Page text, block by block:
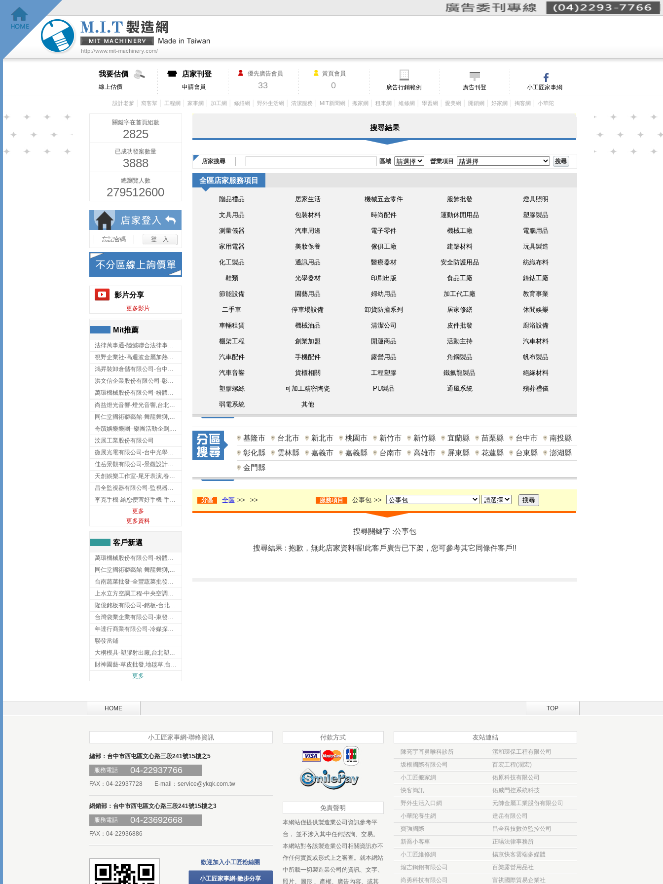
詢價單(0
我要估價
線上估價
店家刊登
申請會員
優先廣告會員
33
黃頁會員
0 廣告行銷範例 廣告刊登 小工匠家事網
設計老爹 窩客幫 工程網 家事網 加工網 修繕網 野外生活網 清潔服務 MIT新聞網 搬家網 租車網 維修網 學習網 愛美網 開鎖網 好家網 掏客網 小華陀
關鍵字在首頁組數
2825
已成功發案數量
3888
總瀏覽人數
279512600
忘記密碼
影片分享
更多影片
Mit推薦
法律萬事通-陸懿聯合法律事務所
視野企業社-高週波金屬加熱設備,彰化高週波金屬加熱設備
鴻昇裝卸倉儲有限公司-台中貨櫃裝卸
洪文信企業股份有限公司-彰化鋅合金鑄造,彰化五金加工,彰化五金配件
萬環機械股份有限公司-粉體塗裝設備,輸送機,輸送機設備,台南輸送機
尚益燈光音響-燈光音響,台北燈光音響,台北燈光音響出租
同仁堂國術獅藝館-舞龍舞獅,台中舞龍舞獅
奇蹟娛樂樂團–樂團活動企劃,台中樂團表演,台中婚禮樂團
汶展工業股份有限公司
微展光電有限公司-台中光學鍍膜,optical filter taiwan,台灣光學鍍膜
佳岳景觀有限公司-景觀設計公司,台北景觀設計,台北景觀工程,中山區景觀設計
天創娛樂工作室-尾牙表演,春酒表演,板橋尾牙表演
昌全監視器有限公司-監視器安裝,高雄監視器安裝,鳳山區監視器安裝
李克手機-給您便宜好手機-手機收購,屏東手機收購
更多
更多資料
客戶新選
萬環機械股份有限公司-粉體塗裝設備,輸送機,輸送機設備,台南輸送機
同仁堂國術獅藝館-舞龍舞獅,台中舞龍舞獅
台南蔬菜批發-全豐蔬菜批發專送/台南蔬菜箱宅配到府
上水立方空調工程-中央空調規劃,台北中央空調規劃
隆億銘板有限公司-銘板-台北銘板-板橋銘板
台灣袋業企業有限公司-東發企業社/台中太空袋/太空包
年達行商業有限公司-冷媒探漏儀,壓力錶組,真空泵浦,台北冷凍空調材料
聯發當鋪
大桐模具-塑膠射出廠,台北塑膠射出廠
財神園藝-草皮批發,地毯草,台北草,彰化地毯草,彰化台北草
更多
搜尋結果
店家搜尋 區域 營業項目
全區店家服務項目
贈品禮品 居家生活 機械五金零件 服飾批發 燈具照明
文具用品 包裝材料 時尚配件 運動休閒用品 塑膠製品
測量儀器 汽車周邊 電子零件 機械工廠 電腦用品
家用電器 美妝保養 傢俱工廠 建築材料 玩具製造
化工製品 通訊用品 醫療器材 安全防護用品 紡織布料
鞋類 光學器材 印刷出版 食品工廠 鐘錶工廠
節能設備 園藝用品 婦幼用品 加工代工廠 教育事業
二手車 停車場設備 卸貨防撞系列 居家修繕 休閒娛樂
車輛租賃 機械油品 清潔公司 皮件批發 廚浴設備
棚架工程 創業加盟 開運商品 活動主持 汽車材料
汽車配件 手機配件 露營用品 角鋼製品 帆布製品
汽車音響 貨櫃相關 工程塑膠 鐵氟龍製品 絕緣材料
塑膠螺絲 可加工精密陶瓷 PU製品 通風系統 殯葬禮儀
弱電系統 其他
基隆市 台北市 新北市 桃園市 新竹市 新竹縣 宜蘭縣 苗栗縣 台中市
南投縣
彰化縣
雲林縣 嘉義市 嘉義縣 台南市 高雄市 屏東縣 花蓮縣 台東縣
澎湖縣
金門縣
分區 全區 >> >> 服務項目 公事包 >>
搜尋關鍵字 :公事包
搜尋結果 : 抱歉，無此店家資料喔!此客戶廣告已下架，您可參考其它同條件客戶!!
HOME TOP
小工匠家事網-聯絡資訊
總部：台中市西屯區文心路三段241號15樓之5
服務電話
04-22937766
FAX：04-22937728 E-mail： service@ykqk.com.tw
網銷部：台中市西屯區文心路三段241號15樓之3
服務電話
04-23692668
FAX：04-22936886
歡迎加入小工匠粉絲團
小工匠家事網-撇步分享
付款方式
免責聲明
本網站僅提供製造業公司資訊參考平
台， 並不涉入其中任何諮詢、交易。
本網站對各該製造業公司相關資訊亦不
作任何實質或形式上之審查。就本網站
中所載一切製造業公司的資訊、文字、
照片、圖形 、產權、廣告內容、或其
友站連結
陳亮宇耳鼻喉科診所
潔和環保工程有限公司
坂根國際有限公司
百宏工程(潤宏)
小工匠搬家網
佑原科技有限公司
快客簡訊
佑威門控系統科技
野外生活入口網
元帥金屬工業股份有限公司
小華陀養生網
達岳有限公司
寶強國際
昌全科技數位監控公司
新喬小客車
正暘法律事務所
小工匠維修網
揚京快客雲端多媒體
煌吉鋼鋁有限公司
百樂露營用品社
尚勇科技有限公司
富祺國際貿易企業社